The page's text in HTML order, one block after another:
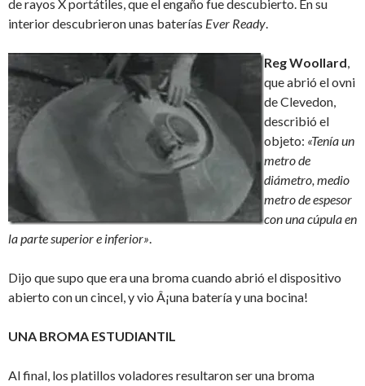
de rayos X portátiles, que el engaño fue descubierto. En su
interior descubrieron unas baterías Ever Ready.
Reg Woollard,
que abrió el ovni
de Clevedon,
describió el
objeto: «Tenía un
metro de
diámetro, medio
metro de espesor
con una cúpula en
la parte superior e inferior».
Dijo que supo que era una broma cuando abrió el dispositivo
abierto con un cincel, y vio Â¡una batería y una bocina!
UNA BROMA ESTUDIANTIL
Al final, los platillos voladores resultaron ser una broma